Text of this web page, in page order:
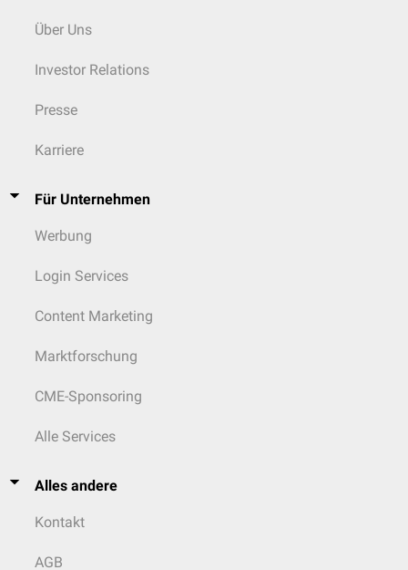
Über Uns
Investor Relations
Presse
Karriere
Für Unternehmen
Werbung
Login Services
Content Marketing
Marktforschung
CME-Sponsoring
Alle Services
Alles andere
Kontakt
AGB